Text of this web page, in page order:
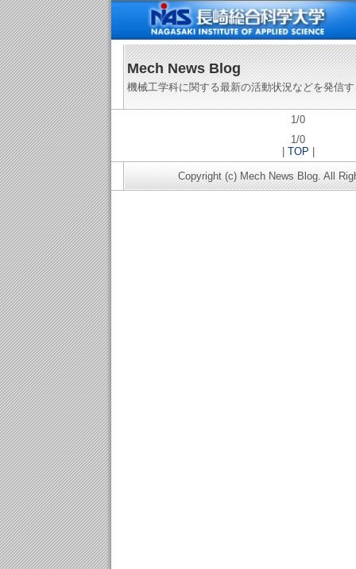
Mech News Blog
機械工学科に関する最新の活動状況などを発信
1/0
1/0
TOP
Copyright (c) Mech News Blog. All